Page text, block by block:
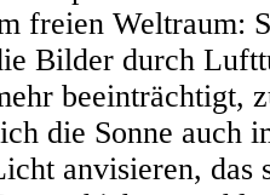
freien Weltraum:
Bilder durch
beeinträchtigt,
die Sonne auch
anvisieren, das